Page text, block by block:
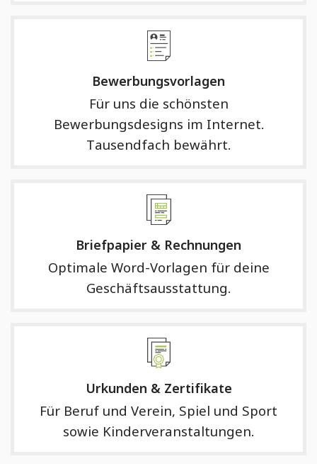
Bewerbungsvorlagen
Für uns die schönsten
Bewerbungsdesigns im Internet.
Tausendfach bewährt.
Briefpapier & Rechnungen
Optimale Word-Vorlagen für deine
Geschäftsausstattung.
Urkunden & Zertifikate
Für Beruf und Verein, Spiel und Sport
sowie Kinderveranstaltungen.